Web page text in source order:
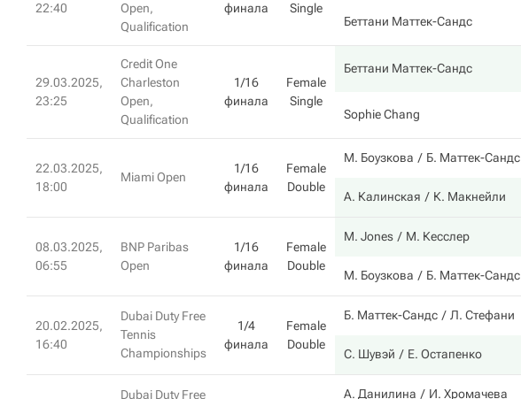
22:40
Open,
Qualification
финала
Single
Беттани Маттек-Сандс
29.03.2025,
23:25
Credit One
Charleston
Open,
Qualification
1/16
финала
Female
Single
Беттани Маттек-Сандс
Sophie Chang
22.03.2025,
18:00
Miami Open
1/16
финала
Female
Double
М. Боузкова Б. Маттек-Сандс
А. Калинская К. Макнейли
08.03.2025,
06:55
BNP Paribas
Open
1/16
финала
Female
Double
M. Jones М. Кесслер
М. Боузкова Б. Маттек-Сандс
20.02.2025,
16:40
Dubai Duty Free
Tennis
Championships
1/4
финала
Female
Double
Б. Маттек-Сандс Л. Стефани
С. Шувэй Е. Остапенко
Dubai Duty Free
А. Данилина И. Хромачева